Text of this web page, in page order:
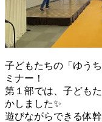
子どもたちの「ゆう
ミナー！
第１部では、子ども
かしました✨
遊びながらできる体